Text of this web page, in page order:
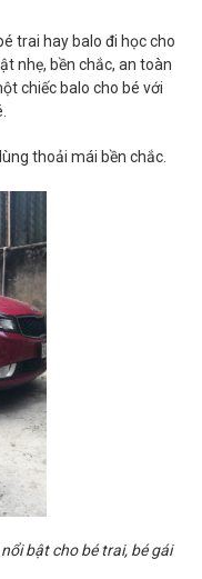
trai hay balo đi học cho
nhẹ, bền chắc, an toàn
chiếc balo cho bé với
thoải mái bền chắc.
bật cho bé trai, bé gái